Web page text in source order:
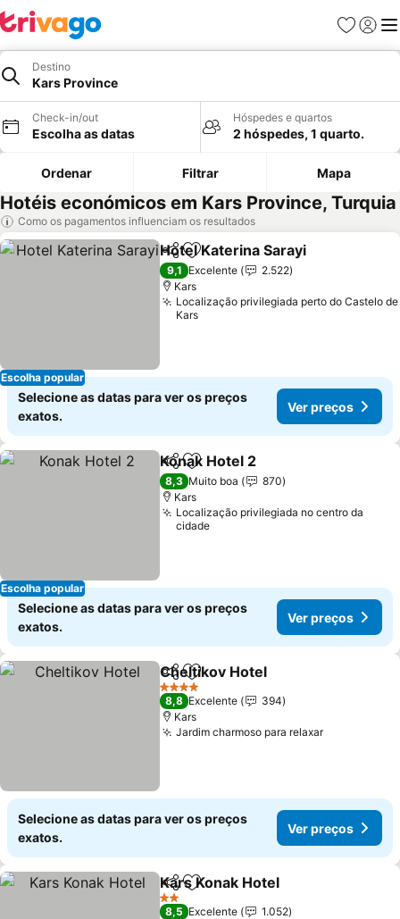
Favoritos
Iniciar
Destino
Kars Province
Check-in/out
Escolha as datas
Hóspedes e quartos
2 hóspedes, 1 quarto.
Ordenar Filtrar Mapa
Hotéis económicos em Kars Province, Turquia
Como os pagamentos influenciam os resultados
Escolha popular
PartilharAdicionar aos favoritos
Hotel Katerina Sarayi
9,1 Excelente
2.522
Kars
Localização privilegiada perto do Castelo de
Kars
Selecione as datas para ver os preços
exatos.
Ver preços
Escolha popular
PartilharAdicionar aos favoritos
Konak Hotel 2
8,3 Muito boa
870
Kars
Localização privilegiada no centro da
cidade
Selecione as datas para ver os preços
exatos.
Ver preços
PartilharAdicionar aos favoritos
Cheltikov Hotel
4 Estrelas
8,8 Excelente
394
Kars
Jardim charmoso para relaxar
Selecione as datas para ver os preços
exatos.
Ver preços
PartilharAdicionar aos favoritos
Kars Konak Hotel
2 Estrelas
8,5 Excelente
1.052